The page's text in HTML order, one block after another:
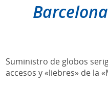
Barcelona
Suministro de globos
accesos y «liebres» de la